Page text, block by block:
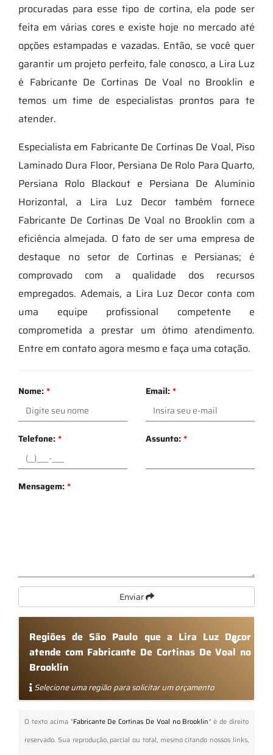
procuradas para esse tipo de cortina, ela pode ser
feita em várias cores e existe hoje no mercado até
opções estampadas e vazadas. Então, se você quer
garantir um projeto perfeito, fale conosco, a Lira Luz
é Fabricante De Cortinas De Voal no Brooklin e
temos um time de especialistas prontos para te
atender.
Especialista em Fabricante De Cortinas De Voal, Piso
Laminado Dura Floor, Persiana De Rolo Para Quarto,
Persiana Rolo Blackout e Persiana De Alumínio
Horizontal, a Lira Luz Decor também fornece
Fabricante De Cortinas De Voal no Brooklin com a
eficiência almejada. O fato de ser uma empresa de
destaque no setor de Cortinas e Persianas; é
comprovado com a qualidade dos recursos
empregados. Ademais, a Lira Luz Decor conta com
uma equipe profissional competente e
comprometida a prestar um ótimo atendimento.
Entre em contato agora mesmo e faça uma cotação.
Nome:* Email:*
Telefone:* Assunto:*
Mensagem:*
Enviar
Regiões de São Paulo que a Lira Luz Decor
atende com Fabricante De Cortinas De Voal no
Brooklin
Selecione uma região para solicitar um orçamento
O texto acima "Fabricante De Cortinas De Voal no Brooklin" é de direito
reservado. Sua reprodução, parcial ou total, mesmo citando nossos links,